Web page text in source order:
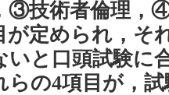
③技術者倫理，
が定められ，そ
いと口頭試験に
らの4項目が，